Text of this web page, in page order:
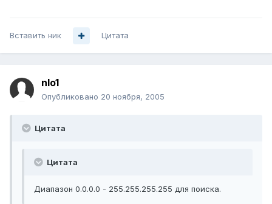
Вставить ник Цитата
nlo1
Опубликовано 20 ноября, 2005
Цитата
Цитата
Диапазон 0.0.0.0 - 255.255.255.255 для поиска.